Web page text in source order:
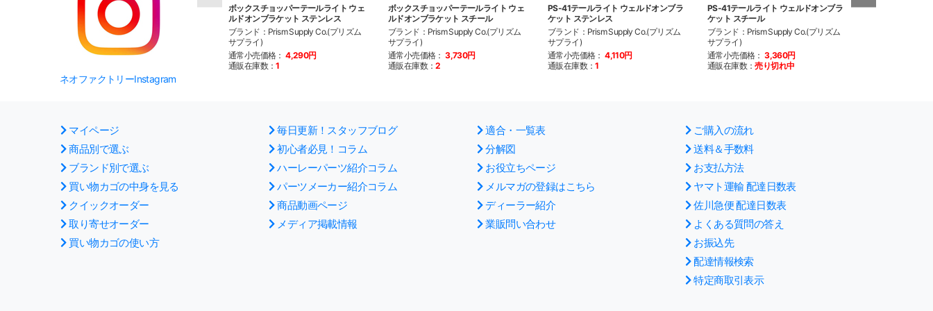
ネオファクトリーInstagram
ボックスチョッパーテールライト ウェ
ルドオンブラケット ステンレス
ブランド：Prism Supply Co.(プリズム
サプライ)
通常小売価格： 4,290円
通販在庫数：1
ボックスチョッパーテールライト ウェ
ルドオンブラケット スチール
ブランド：Prism Supply Co.(プリズム
サプライ)
通常小売価格： 3,730円
通販在庫数：2
PS-41テールライト ウェルドオンブラ
ケット ステンレス
ブランド：Prism Supply Co.(プリズム
サプライ)
通常小売価格： 4,110円
通販在庫数：1
PS-41テールライト ウェルドオンブラ
ケット スチール
ブランド：Prism Supply Co.(プリズム
サプライ)
通常小売価格： 3,360円
通販在庫数：売り切れ中
シーシーバー シ
マイページ
商品別で選ぶ
ブランド別で選ぶ
買い物カゴの中身を見る
クイックオーダー
取り寄せオーダー
買い物カゴの使い方
毎日更新！スタッフブログ
初心者必見！コラム
ハーレーパーツ紹介コラム
パーツメーカー紹介コラム
商品動画ページ
メディア掲載情報
適合・一覧表
分解図
お役立ちページ
メルマガの登録はこちら
ディーラー紹介
業販問い合わせ
ご購入の流れ
送料＆手数料
お支払方法
ヤマト運輸 配達日数表
佐川急便 配達日数表
よくある質問の答え
お振込先
配達情報検索
特定商取引表示